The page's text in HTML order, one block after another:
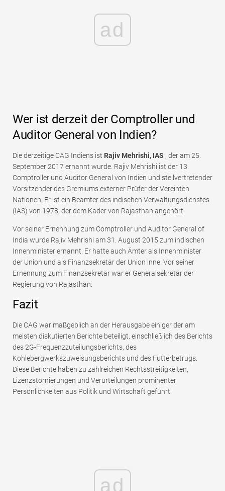
ad
Wer ist derzeit der Comptroller und
Auditor General von Indien?
Die derzeitige CAG Indiens ist Rajiv Mehrishi, IAS , der am 25.
September 2017 ernannt wurde. Rajiv Mehrishi ist der 13.
Comptroller und Auditor General von Indien und stellvertretender
Vorsitzender des Gremiums externer Prüfer der Vereinten
Nationen. Er ist ein Beamter des indischen Verwaltungsdienstes
(IAS) von 1978, der dem Kader von Rajasthan angehört.
Vor seiner Ernennung zum Comptroller und Auditor General of
India wurde Rajiv Mehrishi am 31. August 2015 zum indischen
Innenminister ernannt. Er hatte auch Ämter als Innenminister
der Union und als Finanzsekretär der Union inne. Vor seiner
Ernennung zum Finanzsekretär war er Generalsekretär der
Regierung von Rajasthan.
Fazit
Die CAG war maßgeblich an der Herausgabe einiger der am
meisten diskutierten Berichte beteiligt, einschließlich des Berichts
des 2G-Frequenzzuteilungsberichts, des
Kohlebergwerkszuweisungsberichts und des Futterbetrugs.
Diese Berichte haben zu zahlreichen Rechtsstreitigkeiten,
Lizenzstornierungen und Verurteilungen prominenter
Persönlichkeiten aus Politik und Wirtschaft geführt.
ad